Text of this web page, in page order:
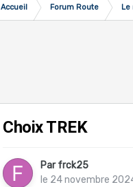
Accueil Forum Route Le
Choix TREK
Parfrck25
le 24 novembre